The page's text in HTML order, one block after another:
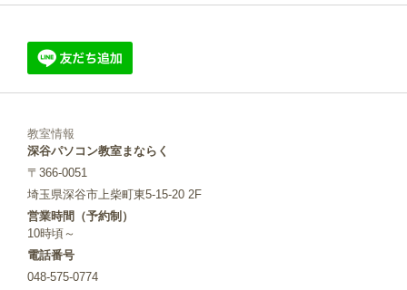
教室情報
深谷パソコン教室まならく
〒366-0051
埼玉県深谷市上柴町東5-15-20 2F
営業時間（予約制）
10時頃～
電話番号
048-575-0774